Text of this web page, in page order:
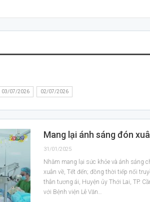
03/07/2026 02/07/2026
Mang lại ánh sáng đón
31/01/2025
Nhằm mang lại sức khỏe và ánh sáng
xuân về, Tết đến; đồng thời tiếp nối
thân tương ái, Huyện ủy Thới Lai, TP.
với Bệnh viện Lê Văn…